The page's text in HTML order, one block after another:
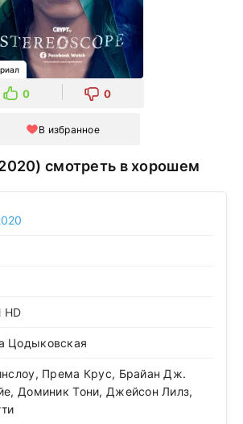
0 0
В избранное
HD
Цодыковская
Према Крус, Брайан Дж.
Доминик Тони, Джейсон Лилз,